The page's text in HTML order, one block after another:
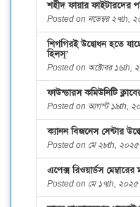
শহীদ ফায়ার ফাইটারদের
Posted on নভেম্বর ২৭th,
শিগগিরই উদ্বোধন হতে
হিলস্’
Posted on অক্টোবর ১৬th,
ফাউন্ডারস কমিউনিটি
Posted on আগস্ট ১৯th,
ক্যানন বিজনেস সেন্টার
Posted on মে ২৮th, ২০২৫
এপেক্স রিওয়ার্ডস
Posted on মে ১৭th, ২০২৫